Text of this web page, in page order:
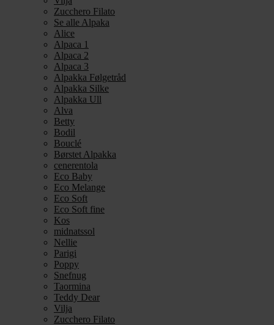
Zucchero Filato
Se alle Alpaka
Alice
Alpaca 1
Alpaca 2
Alpaca 3
Alpakka Følgetråd
Alpakka Silke
Alpakka Ull
Alva
Betty
Bodil
Bouclé
Børstet Alpakka
cenerentola
Eco Baby
Eco Melange
Eco Soft
Eco Soft fine
Kos
midnatssol
Nellie
Parigi
Poppy
Snefnug
Taormina
Teddy Dear
Vilja
Zucchero Filato